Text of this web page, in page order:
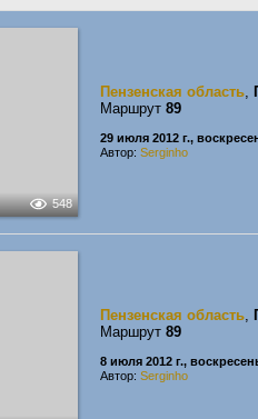
548
Пензенская область,
Маршрут 89
29 июля 2012 г.,
Автор: Serginho
Пензенская область,
Маршрут 89
8 июля 2012 г.,
Автор: Serginho